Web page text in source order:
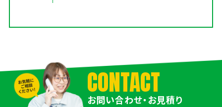
CONTACT
お問い合わせ・お見積り